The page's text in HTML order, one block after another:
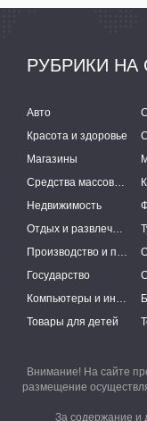
РУБРИКИ НА
Авто
Красота и здоровье
Магазины
Средства массовой информации
Недвижимость
Отдых и развлечения
Производство и поставки
Государство
Компьютеры и интернет
Товары для детей
Внимание! На сайте
размещение
За содержание и